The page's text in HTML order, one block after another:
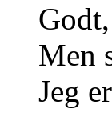
Men
Jeg